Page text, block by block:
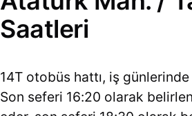
Saatleri
14T otobüs hattı, iş
Son seferi 16:20 olarak